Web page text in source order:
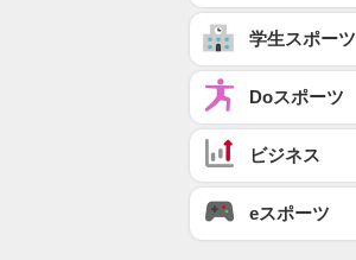
学生スポーツ
Doスポーツ
ビジネス
eスポーツ